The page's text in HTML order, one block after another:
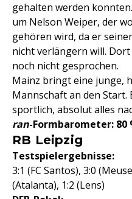
gehalten werden
um Nelson Weiper, der
gehören wird, da er
nicht verlängern will.
noch nicht gesprochen.
Mainz bringt eine junge,
Mannschaft an den Start.
sportlich, absolut alles
ran-Formbarometer: 80
RB Leipzig
Testspielergebnisse:
3:1 (FC Santos), 3:0
(Atalanta), 1:2 (Lens)